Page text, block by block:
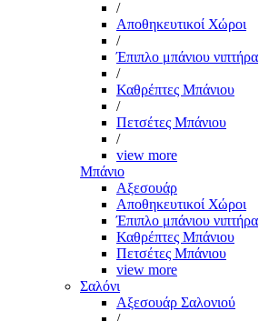
/
Αποθηκευτικοί Χώροι
/
Έπιπλο μπάνιου νιπτήρα
/
Καθρέπτες Μπάνιου
/
Πετσέτες Μπάνιου
/
view more
Μπάνιο
Αξεσουάρ
Αποθηκευτικοί Χώροι
Έπιπλο μπάνιου νιπτήρα
Καθρέπτες Μπάνιου
Πετσέτες Μπάνιου
view more
Σαλόνι
Αξεσουάρ Σαλονιού